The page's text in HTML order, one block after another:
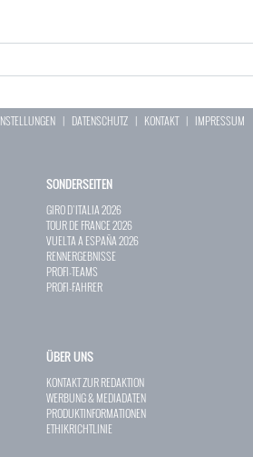
| DATENSCHUTZ | KONTAKT| IMPRESSUM
SONDERSEITEN
GIRO D`ITALIA 2026
TOUR DE FRANCE 2026
VUELTA A ESPAÑA 2026
RENNERGEBNISSE
PROFI-TEAMS
PROFI-FAHRER
ÜBER UNS
KONTAKT ZUR REDAKTION
WERBUNG & MEDIADATEN
PRODUKTINFORMATIONEN
ETHIKRICHTLINIE